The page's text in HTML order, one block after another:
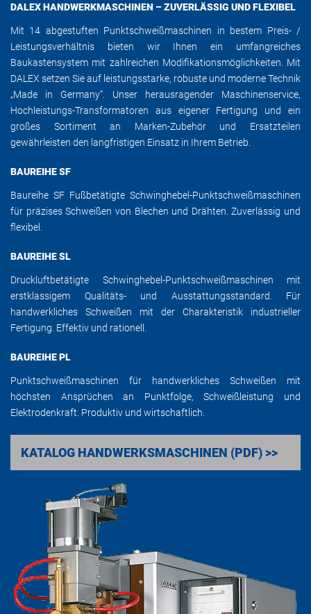
DALEX HANDWERKMASCHINEN – ZUVERLÄSSIG UND FLEXIBEL
Mit 14 abgestuften Punktschweißmaschinen in bestem Preis- /
Leistungsverhältnis bieten wir Ihnen ein umfangreiches
Baukastensystem mit zahlreichen Modifikationsmöglichkeiten. Mit
DALEX setzen Sie auf leistungsstarke, robuste und moderne Technik
„Made in Germany“. Unser herausragender Maschinenservice,
Hochleistungs-Transformatoren aus eigener Fertigung und ein
großes Sortiment an Marken-Zubehör und Ersatzteilen
gewährleisten den langfristigen Einsatz in Ihrem Betrieb.
BAUREIHE SF
Baureihe SF Fußbetätigte Schwinghebel-Punktschweißmaschinen
für präzises Schweißen von Blechen und Drähten. Zuverlässig und
flexibel.
BAUREIHE SL
Druckluftbetätigte Schwinghebel-Punktschweißmaschinen mit
erstklassigem Qualitäts- und Ausstattungsstandard. Für
handwerkliches Schweißen mit der Charakteristik industrieller
Fertigung. Effektiv und rationell.
BAUREIHE PL
Punktschweißmaschinen für handwerkliches Schweißen mit
höchsten Ansprüchen an Punktfolge, Schweißleistung und
Elektrodenkraft. Produktiv und wirtschaftlich.
KATALOG HANDWERKSMASCHINEN (PDF) >>